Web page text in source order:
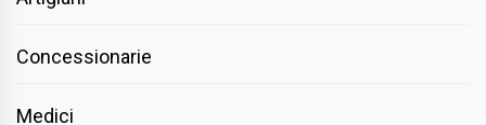
Concessionarie
Medici